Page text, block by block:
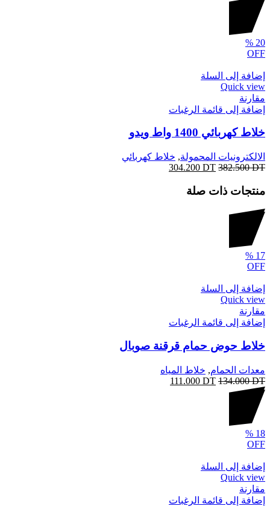
20
%
OFF
إضافة إلى السلة
Quick view
مقارنة
إضافة إلى قائمة الرغبات
خلاط كهربائي 1400 واط ويدو
الالكترونيات المحمولة, خلاط كهربائي
382.500DT
304.200 DT
منتجات ذات صلة
17
%
OFF
إضافة إلى السلة
Quick view
مقارنة
إضافة إلى قائمة الرغبات
خلاط حوض حمام قرقنة صوبال
معدات الحمام, خلاط المياه
134.000DT
111.000 DT
18
%
OFF
إضافة إلى السلة
Quick view
مقارنة
إضافة إلى قائمة الرغبات